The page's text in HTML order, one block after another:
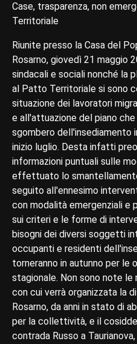
Case, trasparenza, non
Territoriale
Riunite presso la Casa del
Rosarno, giovedì 21 maggio
sindacali e sociali nonché la
al Patto Territoriale si sono
situazione dei lavoratori
e all'attuazione del piano
sgombero dell'insediamento
inizio luglio. Desta infatti
informazioni puntuali sulle
effettuato lo
seguito all'ennesimo
con modalità emergenziali e
sui criteri e le forme di
bisogni dei diversi soggetti
occupanti e residenti
torneranno in autunno per le
stagionale. Non sono note
con cui verrà organizzata la
Rosarno, da anni in stato di
per la collettività, e il
contrada Russo a